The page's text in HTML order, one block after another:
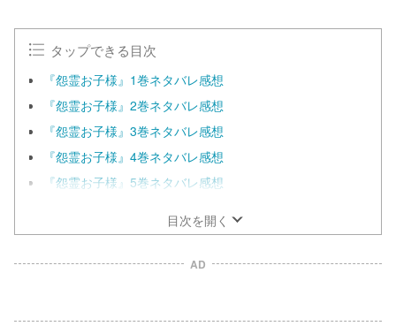
タップできる目次
『怨霊お子様』1巻ネタバレ感想
『怨霊お子様』2巻ネタバレ感想
『怨霊お子様』3巻ネタバレ感想
『怨霊お子様』4巻ネタバレ感想
『怨霊お子様』5巻ネタバレ感想
目次を開く
AD